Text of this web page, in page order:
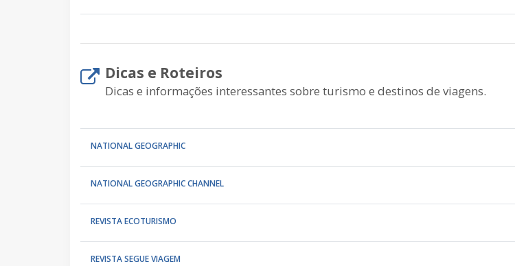
Dicas e Roteiros
Dicas e informações interessantes sobre turismo e destinos de viagens.
NATIONAL GEOGRAPHIC
NATIONAL GEOGRAPHIC CHANNEL
REVISTA ECOTURISMO
REVISTA SEGUE VIAGEM